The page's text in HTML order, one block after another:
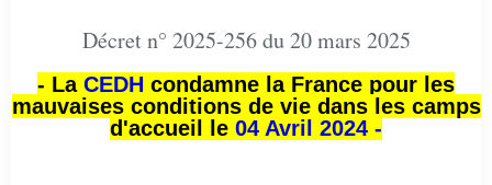
Décret n° 2025-256 du 20 mars 2025
- La CEDH condamne la France pour les
mauvaises conditions de vie dans les camps
d'accueil le 04 Avril 2024 -